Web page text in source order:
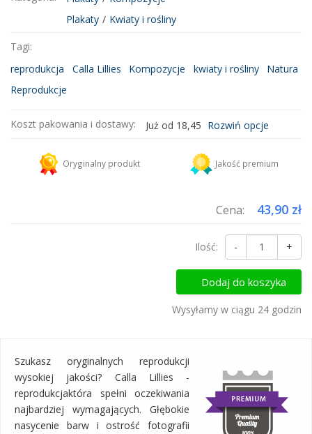
Plakaty / Kwiaty i rośliny
Tagi:
reprodukcja
Calla Lillies Kompozycje kwiaty i rośliny
Natura
Reprodukcje
Koszt pakowania i dostawy: Już od 18,45 Rozwiń opcje
Kurier DHL
Dodaj więcej produktów do koszyka i zapłać za wysyłkę tylko raz!
Oryginalny produkt Jakość premium
Cena: 43,90 zł
Dodaj do koszyka
Ilość: - +
Wysyłamy w ciągu 24 godzin
Szukasz oryginalnych reprodukcji
wysokiej jakości? Calla Lillies -
reprodukcjaktóra spełni oczekiwania
najbardziej wymagających. Głębokie
nasycenie barw i ostrość fotografii